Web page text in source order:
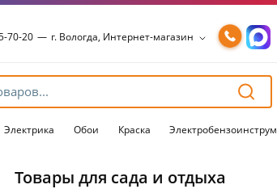
70-20 — г. Вологда, Интернет-магазин
98
96
г. Вологда, Пошехонское ш., 18
Электрика Обои Краска
Товары для сада и отдыха